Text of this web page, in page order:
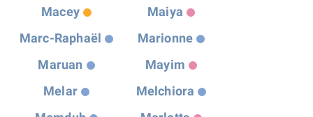
Macey
Maiya
Marc-Raphaël
Marionne
Maruan
Mayim
Melar
Melchiora